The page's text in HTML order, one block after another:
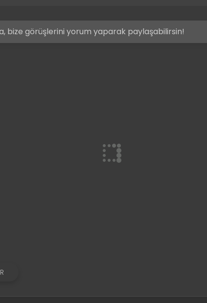
bize görüşlerini yorum yaparak paylaşabilirsin!